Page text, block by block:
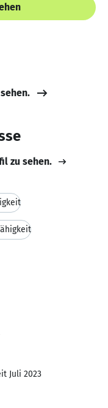
zu sehen.
Juli 2023